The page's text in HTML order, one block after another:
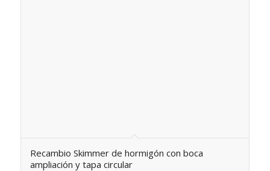
Recambio Skimmer de hormigón con boca
ampliación y tapa circular